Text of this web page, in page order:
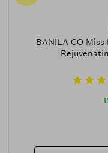
BANILA CO